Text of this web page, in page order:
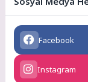
Facebook
Instagram